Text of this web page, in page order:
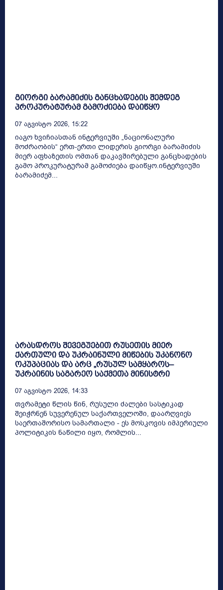
გიორგი ბარამიძის განცხადების შემდეგ
პროკურატურამ გამოძიება დაიწყო
07 Აგვისტო 2026, 15:22
იაგო ხვიჩიასთან ინტერვიუში „ნაციონალური
მოძრაობის“ ერთ-ერთი ლიდერის გიორგი ბარამიძის
მიერ აფხაზეთის ომთან დაკავშირებული განცხადების
გამო პროკურატურამ გამოძიება დაიწყო.ინტერვიუში
ბარამიძემ...
არასდროს შევეგუებით რუსეთის მიერ
ქართული და უკრაინული მიწების უკანონო
ოკუპაციას და არც „რუსულ სამყაროს–
უკრაინის საგარეო საქმეთა მინისტრი
07 Აგვისტო 2026, 14:33
თვრამეტი წლის წინ, რუსული ძალები სასტიკად
შეიჭრნენ სუვერენულ საქართველოში, დაარღვიეს
საერთაშორისო სამართალი - ეს მოსკოვის იმპერიული
პოლიტიკის ნაწილი იყო, რომლის...